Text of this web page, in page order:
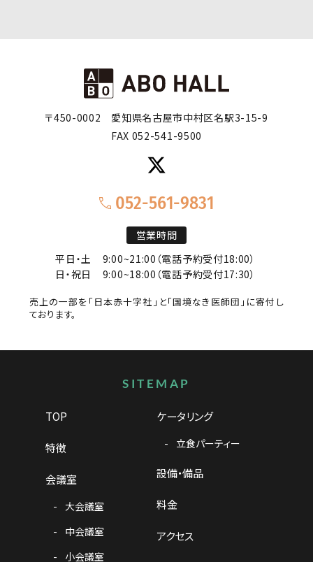
〒450-0002
愛知県名古屋市中村区名駅3-15-9
FAX 052-541-9500
052-561-9831
営業時間
平日・土
9:00~21:00（電話予約受付18:00）
日・祝日
9:00~18:00（電話予約受付17:30）
売上の一部を「日本赤十字社」と「国境なき医師団」に寄付し
ております。
サイトマップ
SITEMAP
TOP
特徴
会議室
大会議室
中会議室
小会議室
ケータリング
立食パーティー
設備・備品
料金
アクセス